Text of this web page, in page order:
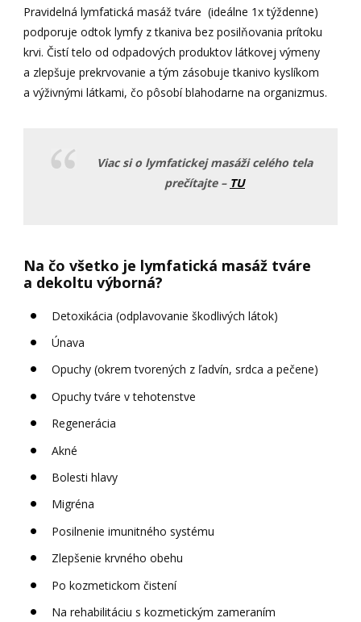
Pravidelná lymfatická masáž tváre (ideálne 1x týždenne)
podporuje odtok lymfy z tkaniva bez posilňovania prítoku
krvi. Čistí telo od odpadových produktov látkovej výmeny
a zlepšuje prekrvovanie a tým zásobuje tkanivo kyslíkom
a výživnými látkami, čo pôsobí blahodarne na organizmus.
Viac si o lymfatickej masáži celého tela
prečítajte – TU
Na čo všetko je lymfatická masáž tváre
a dekoltu výborná?
Detoxikácia (odplavovanie škodlivých látok)
Únava
Opuchy (okrem tvorených z ľadvín, srdca a pečene)
Opuchy tváre v tehotenstve
Regenerácia
Akné
Bolesti hlavy
Migréna
Posilnenie imunitného systému
Zlepšenie krvného obehu
Po kozmetickom čistení
Na rehabilitáciu s kozmetickým zameraním